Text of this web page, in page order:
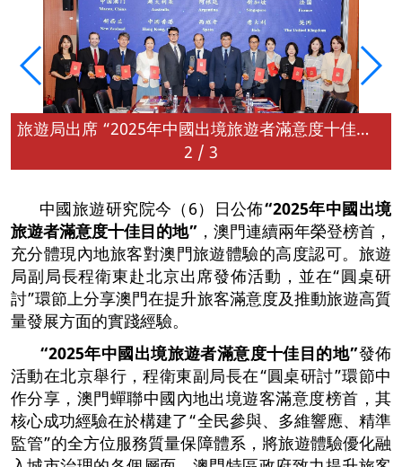
旅遊局出席 “2025年中國出境旅遊者滿意度十佳目的地”發佈活動
2 / 3
中國旅遊研究院今（6）日公佈“2025年中國出境
旅遊者滿意度十佳目的地” ，澳門連續兩年榮登榜首，
充分體現內地旅客對澳門旅遊體驗的高度認可。旅遊
局副局長程衛東赴北京出席發佈活動，並在“圓桌研
討”環節上分享澳門在提升旅客滿意度及推動旅遊高質
量發展方面的實踐經驗。
“2025年中國出境旅遊者滿意度十佳目的地”發佈
活動在北京舉行，程衛東副局長在“圓桌研討”環節中
作分享，澳門蟬聯中國內地出境遊客滿意度榜首，其
核心成功經驗在於構建了“全民參與、多維響應、精準
監管”的全方位服務質量保障體系，將旅遊體驗優化融